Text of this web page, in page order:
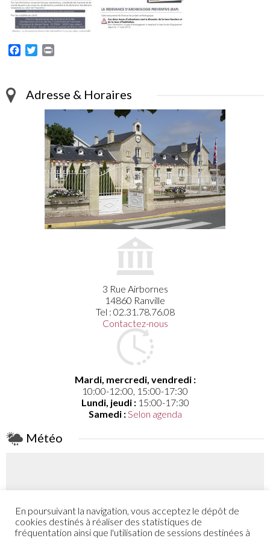
Facebook
Twitter
Adresse & Horaires
3 Rue Airbornes
14860 Ranville
Tel : 02.31.78.76.08
Contactez-nous
Mardi, mercredi, vendredi :
10:00-12:00, 15:00-17:30
Lundi, jeudi :15:00-17:30
Samedi :Selon agenda
Météo
Coefficient
52 - 48
En poursuivant la navigation, vous acceptez le dépôt de
cookies destinés à réaliser des statistiques de
fréquentation ainsi que l'utilisation de sessions destinées à